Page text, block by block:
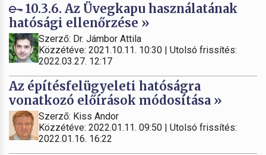
10.3.6. Az Üvegkapu használatának
hatósági ellenőrzése »
Szerző: Dr. Jámbor Attila
Közzétéve: 2021.10.11. 10:30 | Utolsó frissítés:
2022.03.27. 12:17
Az építésfelügyeleti hatóságra
vonatkozó előírások módosítása »
Szerző: Kiss Andor
Közzétéve: 2022.01.11. 09:50 | Utolsó frissítés:
2022.01.16. 16:22